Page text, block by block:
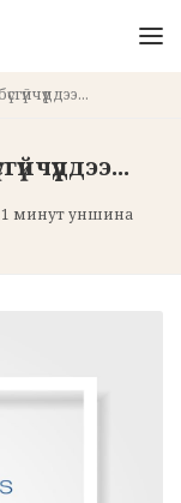
1 минут уншина